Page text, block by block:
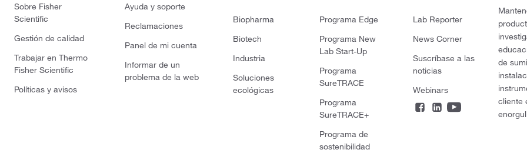
Sobre Fisher
Scientific
Gestión de calidad
Trabajar en Thermo
Fisher Scientific
Políticas y avisos
Ayuda y soporte
Reclamaciones
Panel de mi cuenta
Informar de un
problema de la web
Biopharma
Biotech
Industria
Soluciones
ecológicas
Programa Edge
Programa New
Lab Start-Up
Programa
SureTRACE
Programa
SureTRACE+
Programa de
sostenibilidad
Lab Reporter
News Corner
Suscríbase a las
noticias
Webinars
de
cliente